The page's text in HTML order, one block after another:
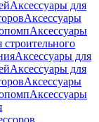
Аксессуары для
Аксессуары
Аксессуары
Аксессуары для
Аксессуары для
Аксессуары
Аксессуары